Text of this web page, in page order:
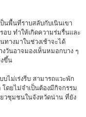
นพื้นที่ราบสลับกับเนินเขา
อบ ทำให้เกิดความร่มรื่นและ
ทางมาในช่วงเช้าจะได้
วันอาจมองเห็นหมอกบาง ๆ
ขึ้น
บไม่เร่งรีบ สามารถแวะพัก
โดยไม่จำเป็นต้องมีกิจกรรม
วชุมชนในจังหวัดน่าน ที่ยัง